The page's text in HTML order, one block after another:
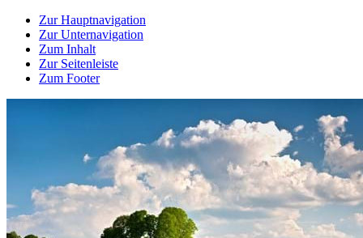
Zur Hauptnavigation
Zur Unternavigation
Zum Inhalt
Zur Seitenleiste
Zum Footer